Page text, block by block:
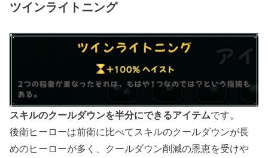
ツインライトニング
スキルのクールダウンを半分にできるアイテムです。
後衛ヒーローは前衛に比べてスキルのクールダウンが長
めのヒーローが多く、クールダウン削減の恩恵を受けや